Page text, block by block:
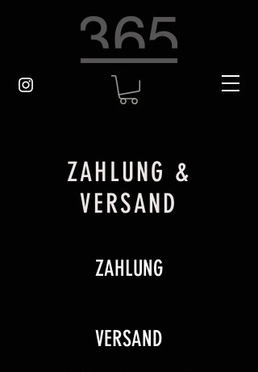
ZAHLUNG &
VERSAND
ZAHLUNG
VERSAND